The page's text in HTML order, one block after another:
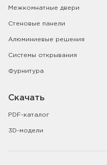
Межкомнатные двери
Стеновые панели
Алюминиевые решения
Системы открывания
Фурнитура
Скачать
PDF-каталог
3D-модели